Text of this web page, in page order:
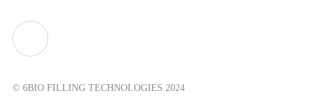
© 6BIO FILLING TECHNOLOGIES 2024